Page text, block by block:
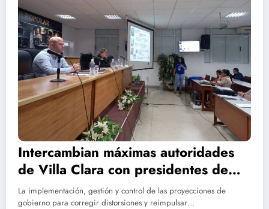
Intercambian máximas autoridades
de Villa Clara con presidentes de
Consejos Populares del territorio
La implementación, gestión y control de las proyecciones de
gobierno para corregir distorsiones y reimpulsar…